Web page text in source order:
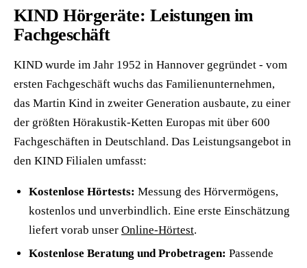
KIND Hörgeräte: Leistungen im
Fachgeschäft
KIND wurde im Jahr 1952 in Hannover gegründet - vom
ersten Fachgeschäft wuchs das Familienunternehmen,
das Martin Kind in zweiter Generation ausbaute, zu einer
der größten Hörakustik-Ketten Europas mit über 600
Fachgeschäften in Deutschland. Das Leistungsangebot in
den KIND Filialen umfasst:
Kostenlose Hörtests: Messung des Hörvermögens,
kostenlos und unverbindlich. Eine erste Einschätzung
liefert vorab unser Online-Hörtest.
Kostenlose Beratung und Probetragen: Passende